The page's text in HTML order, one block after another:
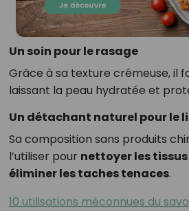
Un soin pour le rasage
Grâce à sa texture crémeuse, il
laissant la peau hydratée et
Un détachant naturel pour le
Sa composition sans produits
l’utiliser pour nettoyer les
éliminer les taches tenaces.
10 utilisations méconnues du